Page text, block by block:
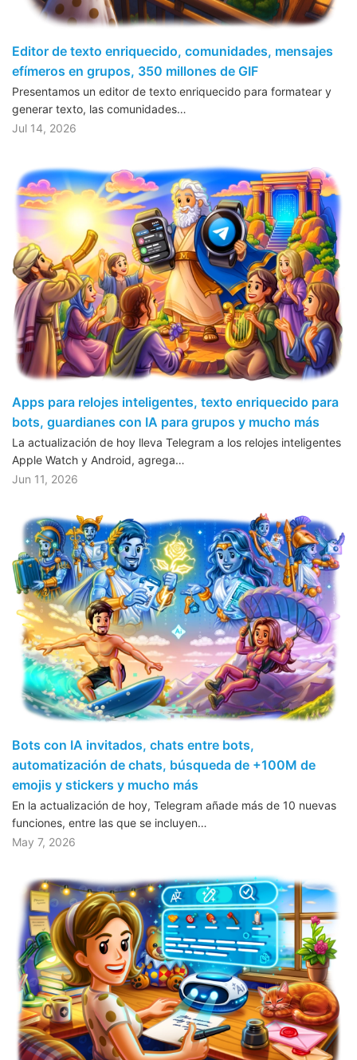
Editor de texto enriquecido, comunidades, mensajes
efímeros en grupos, 350 millones de GIF
Presentamos un editor de texto enriquecido para formatear y
generar texto, las comunidades…
Jul 14, 2026
Apps para relojes inteligentes, texto enriquecido para
bots, guardianes con IA para grupos y mucho más
La actualización de hoy lleva Telegram a los relojes inteligentes
Apple Watch y Android, agrega…
Jun 11, 2026
Bots con IA invitados, chats entre bots,
automatización de chats, búsqueda de +100M de
emojis y stickers y mucho más
En la actualización de hoy, Telegram añade más de 10 nuevas
funciones, entre las que se incluyen…
May 7, 2026